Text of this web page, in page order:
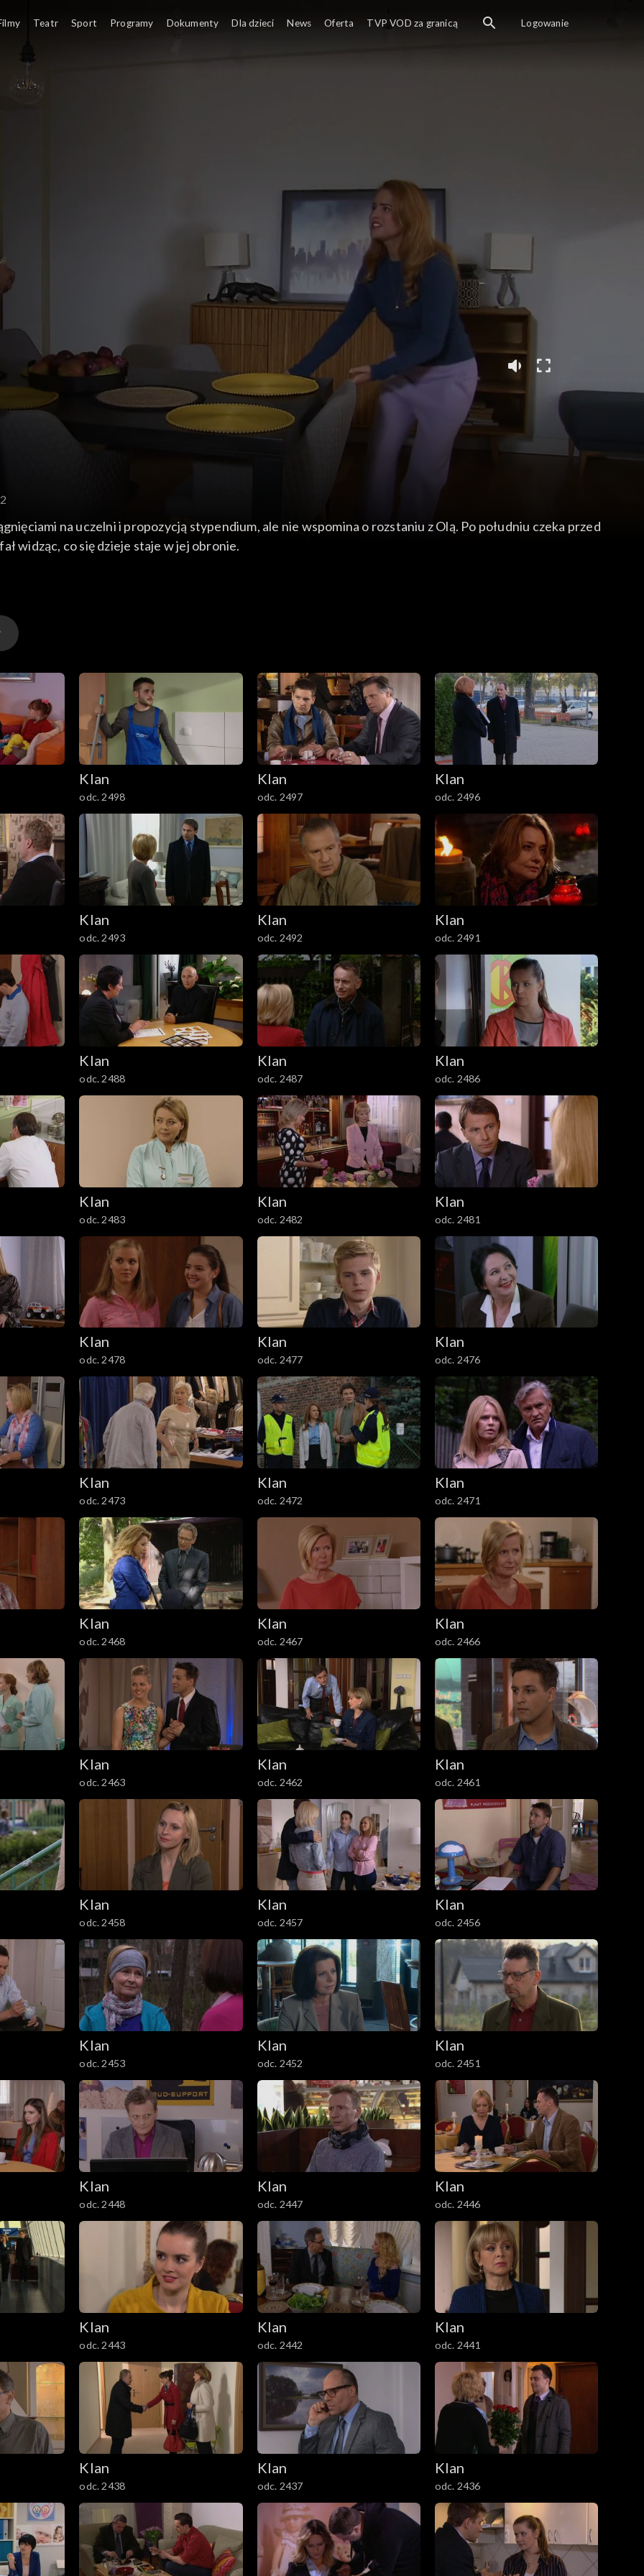
na uczelni i propozycją stypendium, ale nie wspomina o rozstaniu z Olą. Po południu czeka przed
widząc, co się dzieje staje w jej obronie.
Klan
odc. 2498
Klan
odc. 2497
Klan
odc. 2496
Klan
odc. 2493
Klan
odc. 2492
Klan
odc. 2491
Klan
odc. 2488
Klan
odc. 2487
Klan
odc. 2486
Klan
odc. 2483
Klan
odc. 2482
Klan
odc. 2481
Klan
odc. 2478
Klan
odc. 2477
Klan
odc. 2476
Klan
odc. 2473
Klan
odc. 2472
Klan
odc. 2471
Klan
odc. 2468
Klan
odc. 2467
Klan
odc. 2466
Klan
odc. 2463
Klan
odc. 2462
Klan
odc. 2461
Klan
odc. 2458
Klan
odc. 2457
Klan
odc. 2456
Klan
odc. 2453
Klan
odc. 2452
Klan
odc. 2451
Klan
odc. 2448
Klan
odc. 2447
Klan
odc. 2446
Klan
odc. 2443
Klan
odc. 2442
Klan
odc. 2441
Klan
odc. 2438
Klan
odc. 2437
Klan
odc. 2436
Teatr Sport Programy Dokumenty Dla dzieci News Oferta TVP VOD za granicą Logowanie